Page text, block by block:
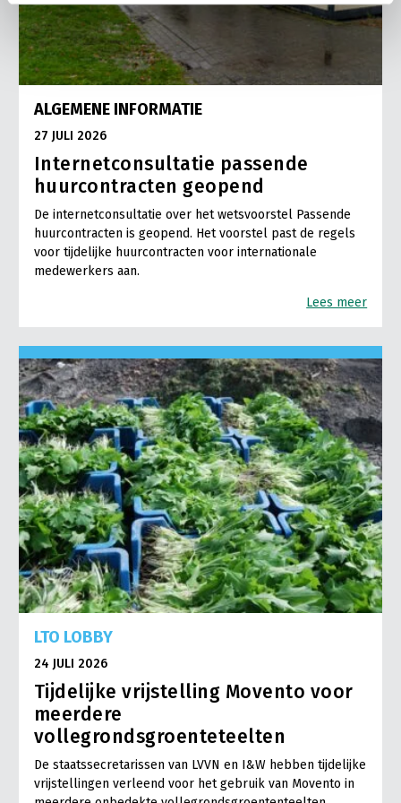
ALGEMENE INFORMATIE
27 JULI 2026
Internetconsultatie passende
huurcontracten geopend
De internetconsultatie over het wetsvoorstel Passende
huurcontracten is geopend. Het voorstel past de regels
voor tijdelijke huurcontracten voor internationale
medewerkers aan.
Lees meer
LTO LOBBY
24 JULI 2026
Tijdelijke vrijstelling Movento voor
meerdere
vollegrondsgroenteteelten
De staatssecretarissen van LVVN en I&W hebben tijdelijke
vrijstellingen verleend voor het gebruik van Movento in